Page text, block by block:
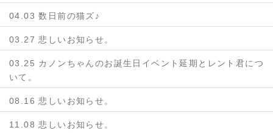
04.03 数日前の猫ズ♪
03.27 悲しいお知らせ。
03.25 カノンちゃんのお誕生日イベント延期とレント君につ
いて。
08.16 悲しいお知らせ。
11.08 悲しいお知らせ。